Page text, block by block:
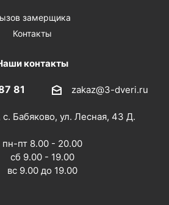
замерщика
Контакты
контакты
81 zakaz@3-dveri.ru
Бабяково, ул. Лесная, 43 Д.
пн-пт 8.00 - 20.00
сб 9.00 - 19.00
вс 9.00 до 19.00